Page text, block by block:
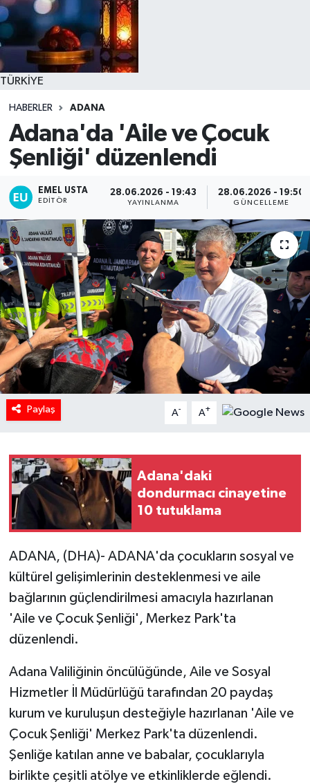
TÜRKİYE
HABERLER ADANA
Adana'da 'Aile ve Çocuk
Şenliği' düzenlendi
EMEL USTA
EDITÖR
28.06.2026 - 19:43
YAYINLANMA
28.06.2026 - 19:50
GÜNCELLEME
Paylaş A- A+
Adana'daki
dondurmacı cinayetine
10 tutuklama
ADANA, (DHA)- ADANA'da çocukların sosyal ve
kültürel gelişimlerinin desteklenmesi ve aile
bağlarının güçlendirilmesi amacıyla hazırlanan
'Aile ve Çocuk Şenliği', Merkez Park'ta
düzenlendi.
Adana Valiliğinin öncülüğünde, Aile ve Sosyal
Hizmetler İl Müdürlüğü tarafından 20 paydaş
kurum ve kuruluşun desteğiyle hazırlanan 'Aile ve
Çocuk Şenliği' Merkez Park'ta düzenlendi.
Şenliğe katılan anne ve babalar, çocuklarıyla
birlikte çeşitli atölye ve etkinliklerde eğlendi.